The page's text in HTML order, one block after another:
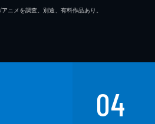
ニメを調査。別途、有料作品あり。
04